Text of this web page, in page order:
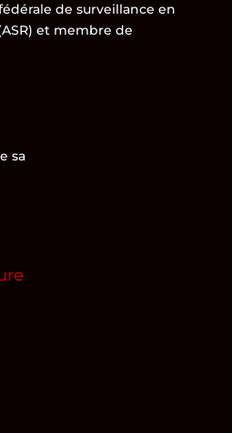
de surveillance en
et membre de
sa